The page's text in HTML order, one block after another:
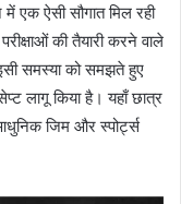
एक ऐसी सौगात मिल रही
की तैयारी करने वाले
समस्या को समझते हुए
लागू किया है। यहाँ छात्र
जिम और स्पोर्ट्स